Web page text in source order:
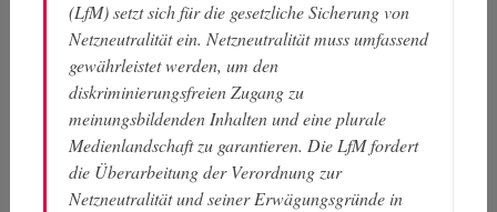
(LfM) setzt sich für die gesetzliche Sicherung von
Netzneutralität ein. Netzneutralität muss umfassend
gewährleistet werden, um den
diskriminierungsfreien Zugang zu
meinungsbildenden Inhalten und eine plurale
Medienlandschaft zu garantieren. Die LfM fordert
die Überarbeitung der Verordnung zur
Netzneutralität und seiner Erwägungsgründe in